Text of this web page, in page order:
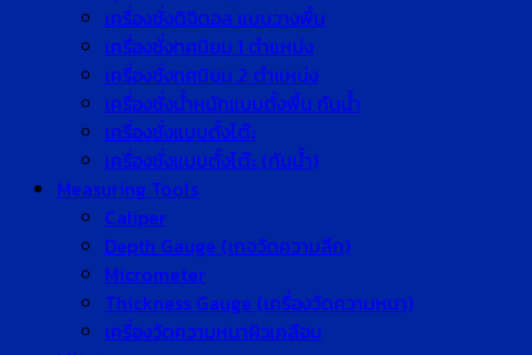
เครื่องชั่งดิจิตอล แบบวางพื้น
เครื่องชั่งทศนิยม 1 ตำแหน่ง
เครื่องชั่งทศนิยม 2 ตำแหน่ง
เครื่องชั่งน้ำหนักแบบตั้งพื้น กันน้ำ
เครื่องชั่งแบบตั้งโต๊ะ
เครื่องชั่งแบบตั้งโต๊ะ (กันน้ำ)
Measuring Tools
Caliper
Depth Gauge (เกจวัดความลึก)
Micrometer
Thickness Gauge (เครื่องวัดความหนา)
เครื่องวัดความหนาผิวเคลือบ